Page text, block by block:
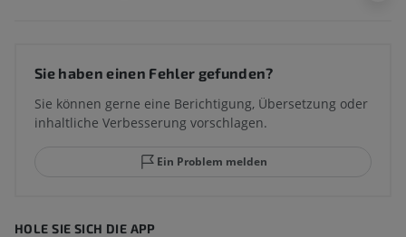
Sie haben einen Fehler gefunden?
Sie können gerne eine Berichtigung, Übersetzung oder
inhaltliche Verbesserung vorschlagen.
Ein Problem melden
HOLE SIE SICH DIE APP